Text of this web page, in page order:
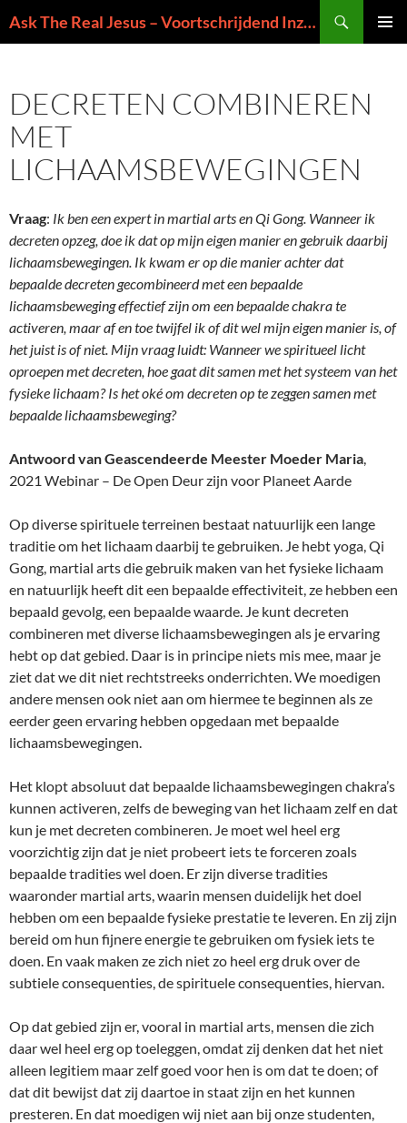
naar
Ask The Real Jesus – Voortschrijdend Inzicht in de Zin van het Leven
DECRETEN COMBINEREN
MET
LICHAAMSBEWEGINGEN
Vraag: Ik ben een expert in martial arts en Qi Gong. Wanneer ik
decreten opzeg, doe ik dat op mijn eigen manier en gebruik daarbij
lichaamsbewegingen. Ik kwam er op die manier achter dat
bepaalde decreten gecombineerd met een bepaalde
lichaamsbeweging effectief zijn om een bepaalde chakra te
activeren, maar af en toe twijfel ik of dit wel mijn eigen manier is, of
het juist is of niet. Mijn vraag luidt: Wanneer we spiritueel licht
oproepen met decreten, hoe gaat dit samen met het systeem van het
fysieke lichaam? Is het oké om decreten op te zeggen samen met
bepaalde lichaamsbeweging?
Antwoord van Geascendeerde Meester Moeder Maria,
2021 Webinar – De Open Deur zijn voor Planeet Aarde
Op diverse spirituele terreinen bestaat natuurlijk een lange
traditie om het lichaam daarbij te gebruiken. Je hebt yoga, Qi
Gong, martial arts die gebruik maken van het fysieke lichaam
en natuurlijk heeft dit een bepaalde effectiviteit, ze hebben een
bepaald gevolg, een bepaalde waarde. Je kunt decreten
combineren met diverse lichaamsbewegingen als je ervaring
hebt op dat gebied. Daar is in principe niets mis mee, maar je
ziet dat we dit niet rechtstreeks onderrichten. We moedigen
andere mensen ook niet aan om hiermee te beginnen als ze
eerder geen ervaring hebben opgedaan met bepaalde
lichaamsbewegingen.
Het klopt absoluut dat bepaalde lichaamsbewegingen chakra’s
kunnen activeren, zelfs de beweging van het lichaam zelf en dat
kun je met decreten combineren. Je moet wel heel erg
voorzichtig zijn dat je niet probeert iets te forceren zoals
bepaalde tradities wel doen. Er zijn diverse tradities
waaronder martial arts, waarin mensen duidelijk het doel
hebben om een bepaalde fysieke prestatie te leveren. En zij zijn
bereid om hun fijnere energie te gebruiken om fysiek iets te
doen. En vaak maken ze zich niet zo heel erg druk over de
subtiele consequenties, de spirituele consequenties, hiervan.
Op dat gebied zijn er, vooral in martial arts, mensen die zich
daar wel heel erg op toeleggen, omdat zij denken dat het niet
alleen legitiem maar zelf goed voor hen is om dat te doen; of
dat dit bewijst dat zij daartoe in staat zijn en het kunnen
presteren. En dat moedigen wij niet aan bij onze studenten,